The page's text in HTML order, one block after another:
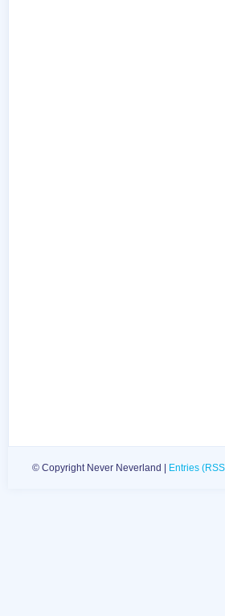
© Copyright Never Neverland | Entries